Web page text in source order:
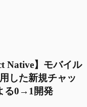
Native】モバイル
した新規チャッ
る0→1開発